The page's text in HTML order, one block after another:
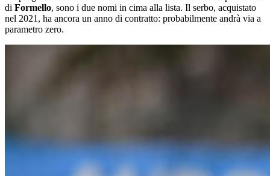
di Formello, sono i due nomi in cima alla lista. Il serbo, acquistato
nel 2021, ha ancora un anno di contratto: probabilmente andrà via a
parametro zero.